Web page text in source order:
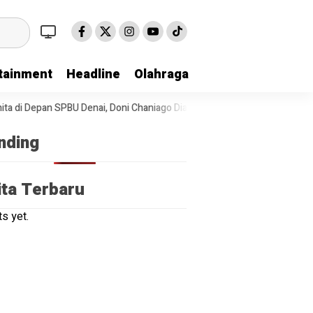
Headline Olahraga
SPBU Denai, Doni Chaniago Diamankan Polsek Medan Area
Terbaru
yet.